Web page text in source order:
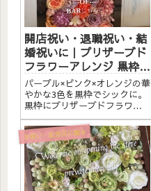
開店祝い・退職祝い・結
婚祝いに｜プリザーブド
フラワーアレンジ 黒枠
〈パープルピンクオレン
ジ〉文字入れ
パープル×ピンク×オレンジの華
やかな3色を黒枠でシックに。
黒枠にプリザーブドフラワー
と造花をたっぷりアレンジし
ました。アクリルプレートへ
のメッセージ入れ無料。自立
するので壁かけでも置き型で
も飾れます。こんな方へ開店
祝い・サロンオープン祝いに...
お祝い・記念日に贈る